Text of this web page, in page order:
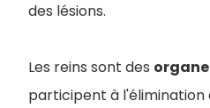
des lésions.
Les reins sont des
participent à l'élimination